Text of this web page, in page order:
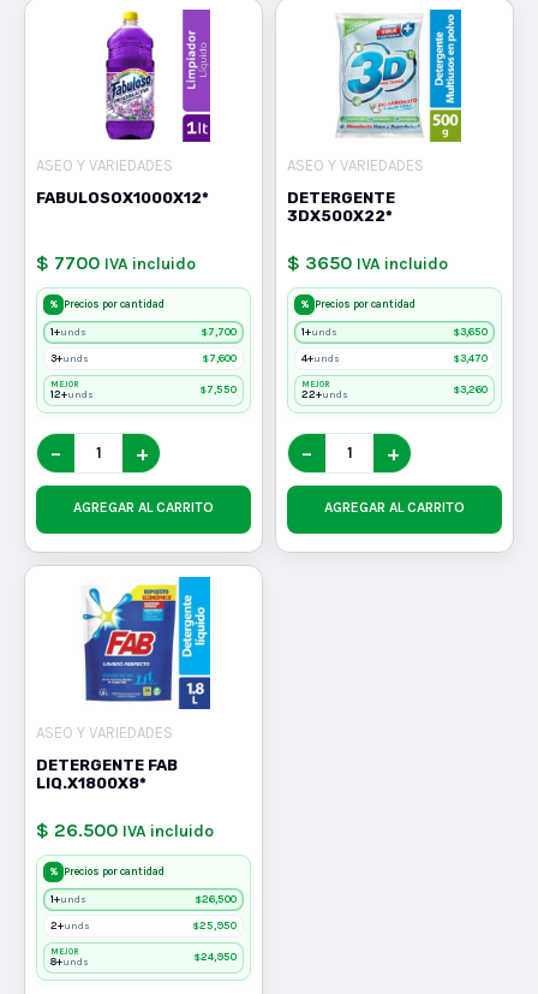
ASEO Y VARIEDADES
FABULOSOX1000X12*
$ 7700 IVA incluido
% Precios por cantidad
1+unds $7,700
3+unds $7,600
MEJOR
12+unds $7,550
− +
AGREGAR AL CARRITO
ASEO Y VARIEDADES
DETERGENTE
3DX500X22*
$ 3650 IVA incluido
% Precios por cantidad
1+unds $3,650
4+unds $3,470
MEJOR
22+unds $3,260
− +
AGREGAR AL CARRITO
ASEO Y VARIEDADES
DETERGENTE FAB
LIQ.X1800X8*
$ 26.500 IVA incluido
% Precios por cantidad
1+unds $26,500
2+unds $25,950
MEJOR
8+unds $24,950